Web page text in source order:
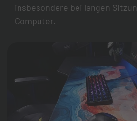
insbesondere bei langen
Computer.